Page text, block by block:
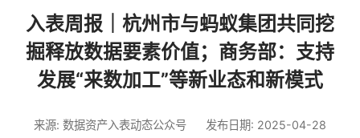
入表周报｜杭州市与蚂蚁集团共同挖
掘释放数据要素价值；商务部：支持
发展“来数加工”等新业态和新模式
来源: 数据资产入表动态公众号 发布日期: 2025-04-28